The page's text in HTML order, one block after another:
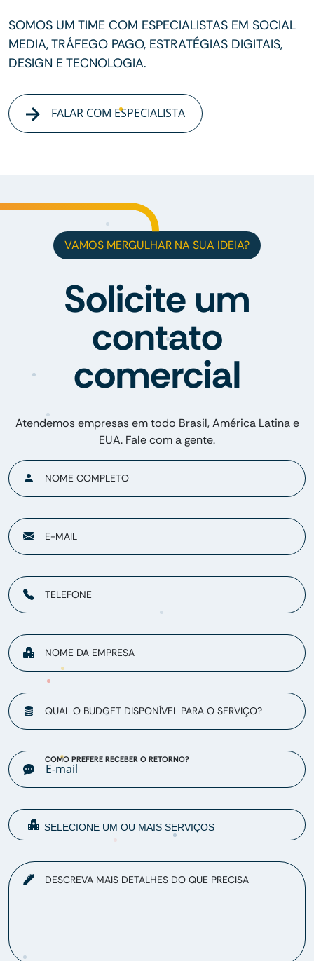
SOMOS UM TIME COM ESPECIALISTAS EM SOCIAL
MEDIA, TRÁFEGO PAGO, ESTRATÉGIAS DIGITAIS,
DESIGN E TECNOLOGIA.
FALAR COM ESPECIALISTA
VAMOS MERGULHAR NA SUA IDEIA?
Solicite um
contato
comercial
Atendemos empresas em todo Brasil, América Latina e
EUA. Fale com a gente.
NOME COMPLETO
E-MAIL
TELEFONE
NOME DA EMPRESA
QUAL O BUDGET DISPONÍVEL PARA O SERVIÇO?
COMO PREFERE RECEBER O RETORNO?
DESCREVA MAIS DETALHES DO QUE PRECISA